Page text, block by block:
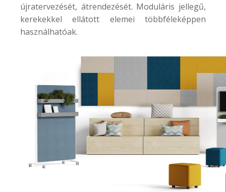
újratervezését, átrendezését. Moduláris jellegű,
kerekekkel ellátott elemei többféleképpen
használhatóak.